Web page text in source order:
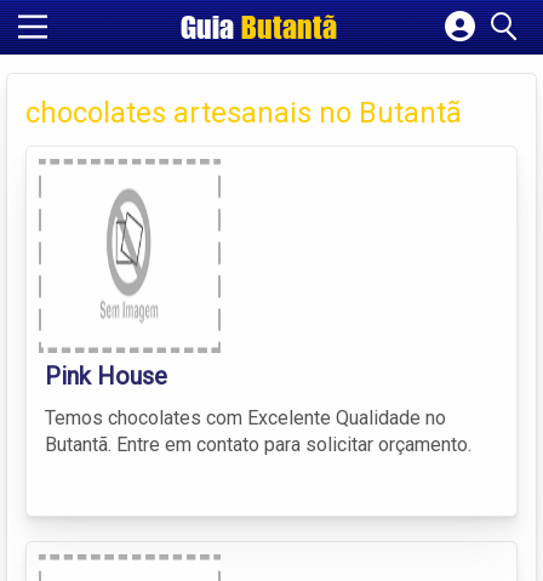
GuiaButantã
Cadastrar empresa
Criar conta
chocolates artesanais no Butantã
Pink House
Temos chocolates com Excelente Qualidade no
Butantã. Entre em contato para solicitar orçamento.